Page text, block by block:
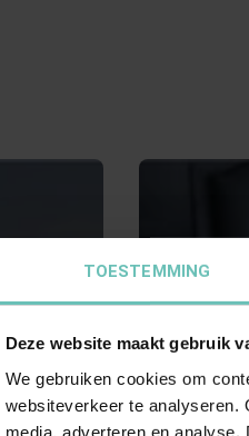
TOESTEMMING
Deze website maakt gebruik
We gebruiken cookies om
websiteverkeer te analyseren.
media, adverteren en
18 JULI 2025
Uitspraak